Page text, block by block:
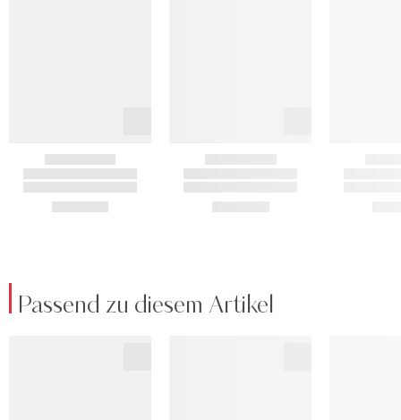
Passend zu diesem Artikel